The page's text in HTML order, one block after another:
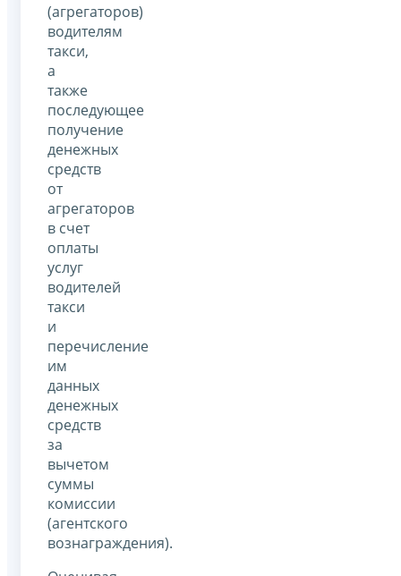
(агрегаторов)
водителям
такси,
а
также
последующее
получение
денежных
средств
от
агрегаторов
в счет
оплаты
услуг
водителей
такси
и
перечисление
им
данных
денежных
средств
за
вычетом
суммы
комиссии
(агентского
вознаграждения).